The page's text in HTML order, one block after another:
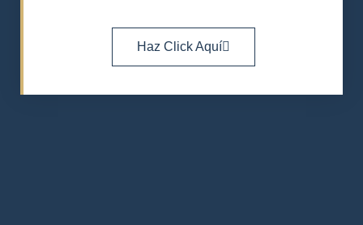
Haz Click Aquí